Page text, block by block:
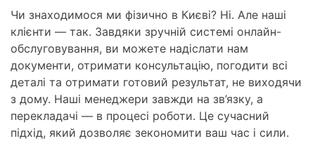
Чи знаходимося ми фізично в Києві? Ні. Але наші
клієнти — так. Завдяки зручній системі онлайн-
обслуговування, ви можете надіслати нам
документи, отримати консультацію, погодити всі
деталі та отримати готовий результат, не виходячи
з дому. Наші менеджери завжди на зв’язку, а
перекладачі — в процесі роботи. Це сучасний
підхід, який дозволяє зекономити ваш час і сили.